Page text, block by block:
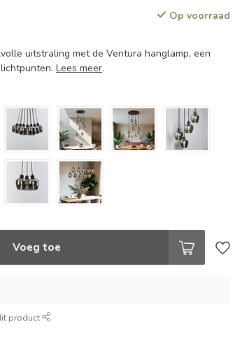
Op voorraad
uitstraling met de Ventura hanglamp, een
lichtpunten.Lees meer.
Voeg toe
product